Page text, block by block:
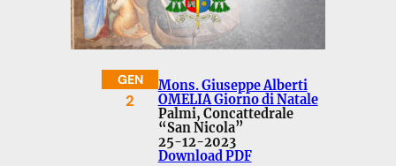
GEN
2
Mons. Giuseppe Alberti
OMELIA Giorno di Natale
Palmi, Concattedrale
“San Nicola”
25-12-2023
Download PDF